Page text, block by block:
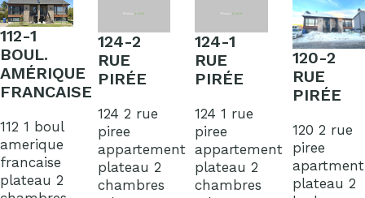
112-1
BOUL.
AMÉRIQUE
FRANCAISE
112 1 boul
amerique
francaise
plateau 2
124-2
RUE
PIRÉE
124 2 rue
piree
appartement
plateau 2
chambres
124-1
RUE
PIRÉE
124 1 rue
piree
appartement
plateau 2
chambres
120-2
RUE
PIRÉE
120 2 rue
piree
apartment
plateau 2